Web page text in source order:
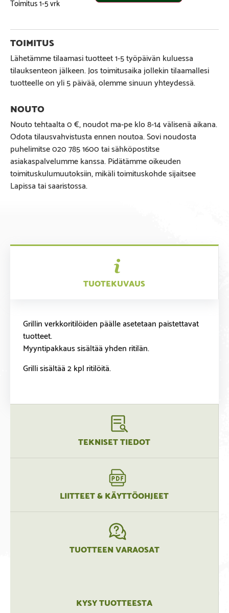
Lähetämme tilaamasi tuotteet 1-5 työpäivän kuluessa
tilauksenteon jälkeen. Jos toimitusaika jollekin tilaamallesi
tuotteelle on yli 5 päivää, olemme sinuun yhteydessä.
Nouto tehtaalta 0 €, noudot ma-pe klo 8-14 välisenä aikana.
Odota tilausvahvistusta ennen noutoa. Sovi noudosta
puhelimitse 020 785 1600 tai sähköpostitse
asiakaspalvelumme kanssa. Pidätämme oikeuden
toimituskulumuutoksiin, mikäli toimituskohde sijaitsee
Lapissa tai saaristossa.
TUOTEKUVAUS
Grillin verkkoritilöiden päälle asetetaan paistettavat
tuotteet.
Myyntipakkaus sisältää yhden ritilän.
Grilli sisältää 2 kpl ritilöitä.
TEKNISET TIEDOT
LIITTEET & KÄYTTÖOHJEET
TUOTTEEN VARAOSAT
KYSY TUOTTEESTA